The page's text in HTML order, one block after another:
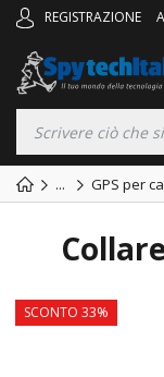
REGISTRAZIONE
... GPS per
SCONTO 33%